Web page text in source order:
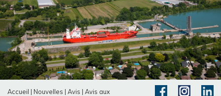
Accueil | Nouvelles | Avis | Avis aux